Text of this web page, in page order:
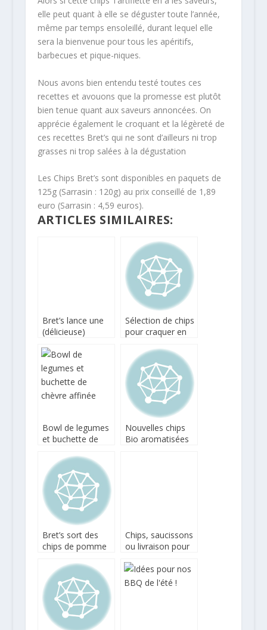
elle peut quant à elle se déguster toute l’année,
même par temps ensoleillé, durant lequel elle
sera la bienvenue pour tous les apéritifs,
barbecues et pique-niques.
Nous avons bien entendu testé toutes ces
recettes et avouons que la promesse est plutôt
bien tenue quant aux saveurs annoncées. On
apprécie également le croquant et la légèreté de
ces recettes Bret’s qui ne sont d’ailleurs ni trop
grasses ni trop salées à la dégustation
Les Chips Bret’s sont disponibles en paquets de
125g (Sarrasin : 120g) au prix conseillé de 1,89
euro (Sarrasin : 4,59 euros).
ARTICLES SIMILAIRES:
Bret’s lance une
(délicieuse)
de sarrasin !
Sélection de chips
pour craquer en
Bowl de legumes
et buchette de
Nouvelles chips
Bio aromatisées
Bret’s sort des
chips de pomme
Chips, saucissons
ou livraison pour
estival !